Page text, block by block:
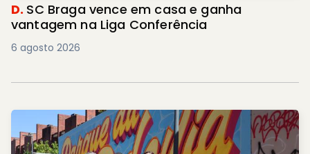
D. SC Braga vence em casa e ganha
vantagem na Liga Conferência
6 agosto 2026